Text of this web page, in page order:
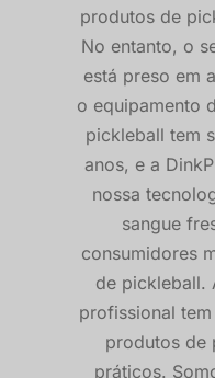
produtos de
No entanto, o
está preso em
o equipamento
pickleball tem
anos, e a
nossa
sangue
consumidores
de pickleball.
profissional
produtos de
práticos.